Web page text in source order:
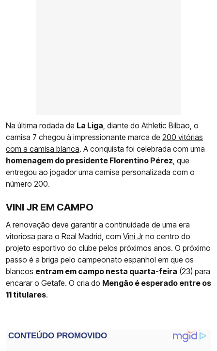
Na última rodada de La Liga, diante do Athletic Bilbao, o
camisa 7 chegou à impressionante marca de 200 vitórias
com a camisa blanca. A conquista foi celebrada com uma
homenagem do presidente Florentino Pérez, que
entregou ao jogador uma camisa personalizada com o
número 200.
VINI JR EM CAMPO
A renovação deve garantir a continuidade de uma era
vitoriosa para o Real Madrid, com Vini Jrno centro do
projeto esportivo do clube pelos próximos anos. O próximo
passo é a briga pelo campeonato espanhol em que os
blancos entram em campo nesta quarta-feira (23) para
encarar o Getafe. O cria do Mengão é esperado entre os
11 titulares.